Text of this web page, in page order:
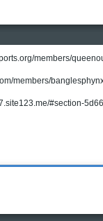
members/
members/
#section-